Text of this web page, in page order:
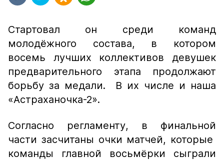
Стартовал он среди команд
молодёжного состава, в котором
восемь лучших коллективов девушек
предварительного этапа продолжают
борьбу за медали. В их числе и наша
«Астраханочка-2».
Согласно регламенту, в финальной
части засчитаны очки матчей, которые
команды главной восьмёрки сыграли